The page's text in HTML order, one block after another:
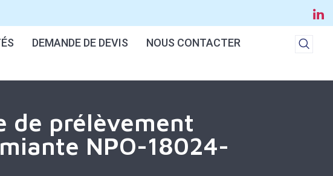
DEMANDE DE DEVIS
NOUS CONTACTER
de prélèvement
NPO-18024-